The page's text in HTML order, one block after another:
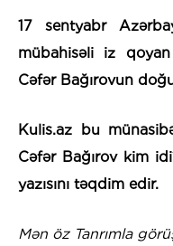
17 sentyabr
mübahisəli iz
Cəfər Bağırovun
Kulis.az bu
Cəfər Bağırov kim
yazısını təqdim edir.
Mən öz Tanrımla